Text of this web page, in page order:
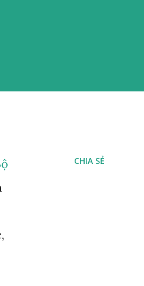
CHIA SẺ